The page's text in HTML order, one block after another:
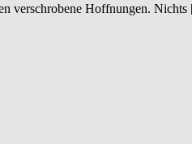
verschrobene Hoffnungen.